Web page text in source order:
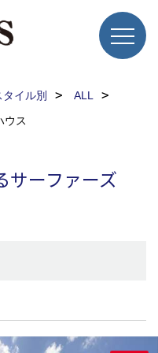
タイル別
ALL
ウス
サーファーズ